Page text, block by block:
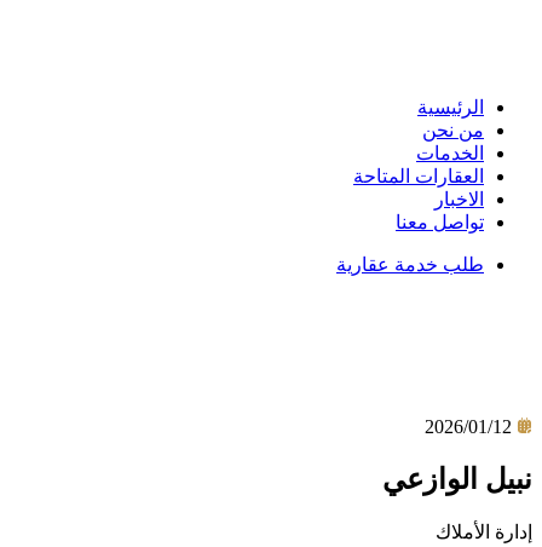
الرئيسية
من نحن
الخدمات
العقارات المتاحة
الاخبار
تواصل معنا
طلب خدمة عقارية
نبيل الوازعي
إدارة الأملاك